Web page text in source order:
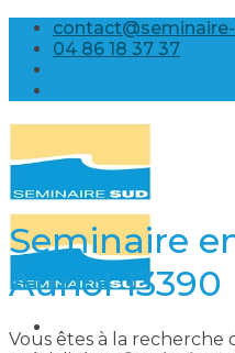
Skip
content
04 86 18 37 37
Seminaire
Auriol 13390
Vous êtes à la recherche